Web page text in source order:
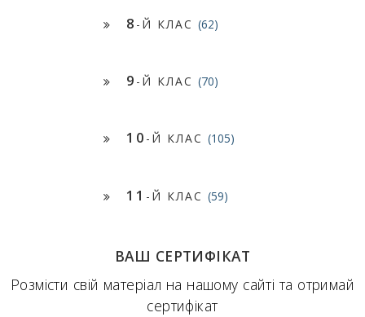
8 -Й КЛАС (62)
9 -Й КЛАС (70)
10 -Й КЛАС (105)
11 -Й КЛАС (59)
ВАШ СЕРТИФІКАТ
Розмісти свій матеріал на нашому сайті та отримай
сертифікат